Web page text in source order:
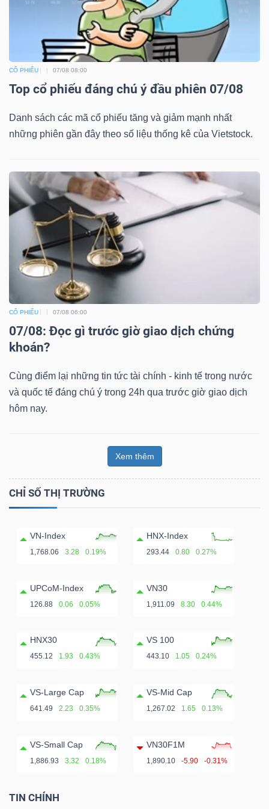
CỔ PHIẾU 07/08 08:00
Top cổ phiếu đáng chú ý đầu phiên 07/08
Danh sách các mã cổ phiếu tăng và giảm mạnh nhất
những phiên gần đây theo số liệu thống kê của Vietstock.
CỔ PHIẾU 07/08 06:00
07/08: Đọc gì trước giờ giao dịch chứng
khoán?
Cùng điểm lại những tin tức tài chính - kinh tế trong nước
và quốc tế đáng chú ý trong 24h qua trước giờ giao dịch
hôm nay.
Xem thêm
CHỈ SỐ THỊ TRƯỜNG
VN-Index
1,768.06 3.28 0.19%
HNX-Index
293.44 0.80 0.27%
UPCoM-Index
126.88 0.06 0.05%
VN30
1,911.09 8.30 0.44%
HNX30
455.12 1.93 0.43%
VS 100
443.10 1.05 0.24%
VS-Large Cap
641.49 2.23 0.35%
VS-Mid Cap
1,267.02 1.65 0.13%
VS-Small Cap
1,886.93 3.32 0.18%
VN30F1M
1,890.10 -5.90 -0.31%
TIN CHÍNH